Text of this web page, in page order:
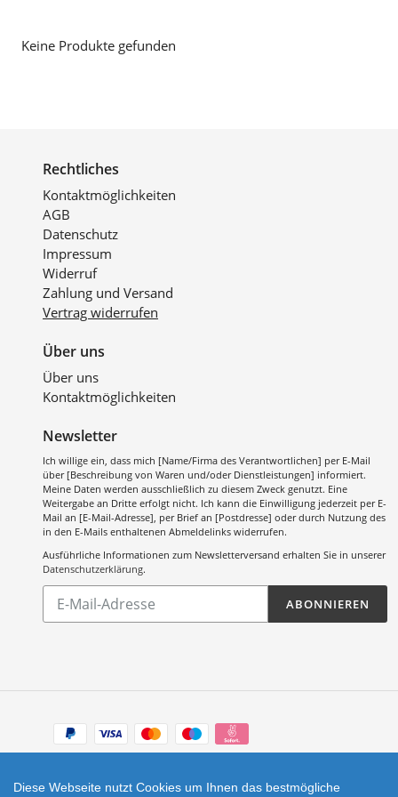
Keine Produkte gefunden
Rechtliches
Kontaktmöglichkeiten
AGB
Datenschutz
Impressum
Widerruf
Zahlung und Versand
Vertrag widerrufen
Über uns
Über uns
Kontaktmöglichkeiten
Newsletter
Ich willige ein, dass mich [Name/Firma des Verantwortlichen] per E-Mail
über [Beschreibung von Waren und/oder Dienstleistungen] informiert.
Meine Daten werden ausschließlich zu diesem Zweck genutzt. Eine
Weitergabe an Dritte erfolgt nicht. Ich kann die Einwilligung jederzeit per E-
Mail an [E-Mail-Adresse], per Brief an [Postdresse] oder durch Nutzung des
in den E-Mails enthaltenen Abmeldelinks widerrufen.
Ausführliche Informationen zum Newsletterversand erhalten Sie in unserer
Datenschutzerklärung.
Abonnieren
unsere
ABONNIEREN
Zahlungsarten
FacebookInstagram
Diese Webseite nutzt Cookies um Ihnen das bestmögliche